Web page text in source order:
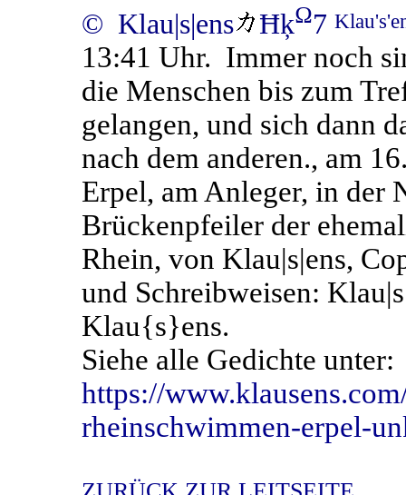
© Klau|s|ens ĦķΩ7
13:41 Uhr. Immer noch
die Menschen bis zum
gelangen, und sich dann
nach dem anderen., am
Erpel, am Anleger, in der
Brückenpfeiler der
Rhein, von Klau|s|ens,
und Schreibweisen:
Klau{s}ens.
Siehe alle Gedichte unter:
https://
rheinschwimmen-erpel-